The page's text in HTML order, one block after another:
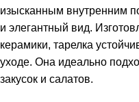
изысканным внутренним
и элегантный вид.
керамики, тарелка
уходе. Она идеально
закусок и салатов.